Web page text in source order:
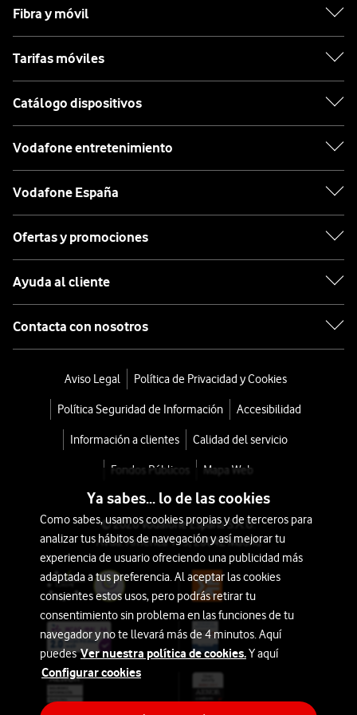
Fibra y móvil
Tarifas móviles
Catálogo dispositivos
Vodafone entretenimiento
Vodafone España
Ofertas y promociones
Ayuda al cliente
Contacta con nosotros
Aviso Legal Política de Privacidad y Cookies
Política Seguridad de Información Accesibilidad
Información a clientes Calidad del servicio
Fondos Públicos Mapa Web
© 2026 Vodafone España S.A.U.
Avda. América 115, 28042 Madrid
Ya sabes... lo de las cookies
Como sabes, usamos cookies propias y de terceros para
analizar tus hábitos de navegación y así mejorar tu
experiencia de usuario ofreciendo una publicidad más
adaptada a tus preferencia. Al aceptar las cookies
consientes estos usos, pero podrás retirar tu
consentimiento sin problema en las funciones de tu
navegador y no te llevará más de 4 minutos. Aquí
puedesVer nuestra política de cookies.Y aquí
Configurar cookies